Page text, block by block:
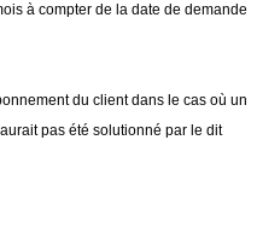
à compter de la date de demande
du client dans le cas où un
pas été solutionné par le dit